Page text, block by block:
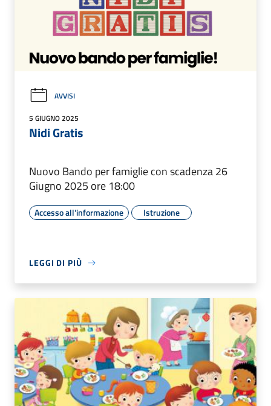
AVVISI
5 GIUGNO 2025
Nidi Gratis
Nuovo Bando per famiglie con scadenza 26
Giugno 2025 ore 18:00
Accesso all'informazione Istruzione
LEGGI DI PIÙ